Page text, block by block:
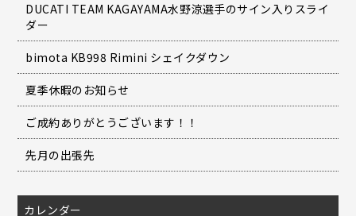
DUCATI TEAM KAGAYAMA水野涼選手のサイン入りスライ
ダー
bimota KB998 Rimini シェイクダウン
夏季休暇のお知らせ
ご成約ありがとうございます！！
先月の出張先
カレンダー